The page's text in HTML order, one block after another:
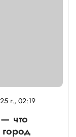
г., 02:19
что